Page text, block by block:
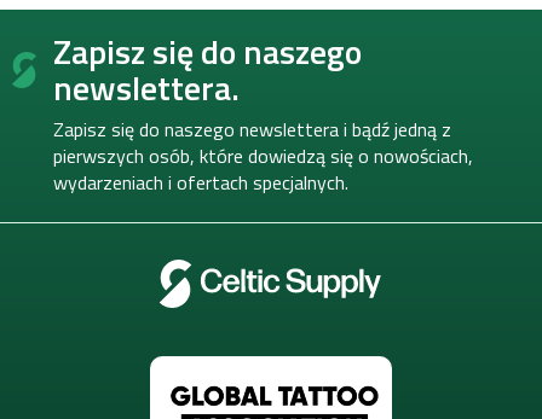
S
Zapisz się do naszego
newslettera.
Zapisz się do naszego newslettera i bądź jedną z
pierwszych osób, które dowiedzą się o nowościach,
wydarzeniach i ofertach specjalnych.